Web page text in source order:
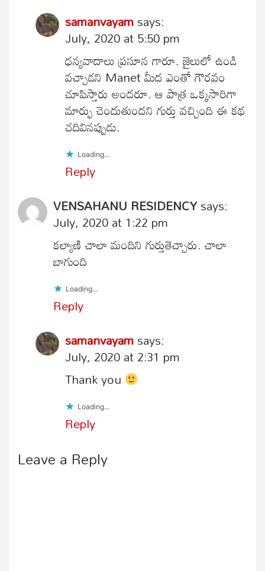
samanvayamsays:
July, 2020 at 5:50 pm
ధన్యవాదాలు ప్రసూన గారూ. జైలులో ఉండి
వచ్చాడని Manet మీద ఎంతో గౌరవం
చూపిస్తారు అందరూ. ఆ పాత్ర ఒక్కసారిగా
మార్పు చెందుతుందని గుర్తు వచ్చింది ఈ కథ
చదివినప్పుడు.
Loading...
Reply
VENSAHANU RESIDENCYsays:
July, 2020 at 1:22 pm
కల్యాణి చాలా మందిని గుర్తుతెచ్చారు. చాలా
బాగుంది
Loading...
Reply
samanvayamsays:
July, 2020 at 2:31 pm
Thank you
Loading...
Reply
Leave a Reply